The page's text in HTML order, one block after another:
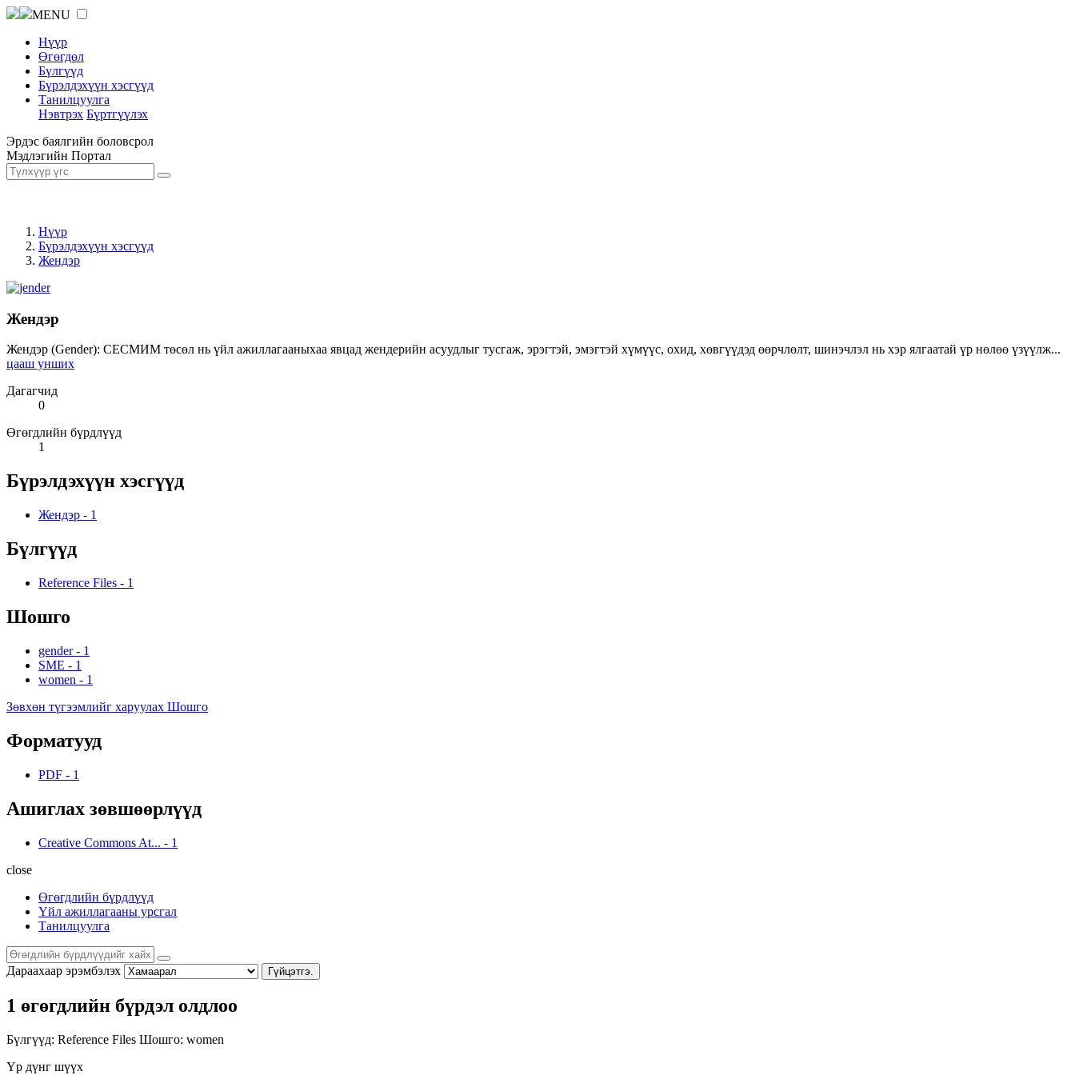
MENU
Нүүр
Өгөгдөл
Бүлгүүд
Бүрэлдэхүүн хэсгүүд
Танилцуулга
Нэвтрэх Бүртгүүлэх
Эрдэс баялгийн боловсрол
Мэдлэгийн Портал
Нүүр
Бүрэлдэхүүн хэсгүүд
Жендэр
Жендэр
Жендэр (Gender): СЕСМИМ төсөл нь үйл ажиллагааныхаа явцад жендерийн асуудлыг тусгаж, эрэгтэй, эмэгтэй хүмүүс, охид, хөвгүүдэд өөрчлөлт, шинэчлэл нь хэр ялгаатай үр нөлөө үзүүлж...
цааш унших
Дагагчид
0
Өгөгдлийн бүрдлүүд
1
Бүрэлдэхүүн хэсгүүд
Жендэр - 1
Бүлгүүд
Reference Files - 1
Шошго
gender - 1
SME - 1
women - 1
Зөвхөн түгээмлийг харуулах Шошго
Форматууд
PDF - 1
Ашиглах зөвшөөрлүүд
Creative Commons At... - 1
close
Өгөгдлийн бүрдлүүд
Үйл ажиллагааны урсгал
Танилцуулга
Дараахаар эрэмбэлэх Гүйцэтгэ.
1 өгөгдлийн бүрдэл олдлоо
Бүлгүүд: Reference Files Шошго: women
Үр дүнг шүүх